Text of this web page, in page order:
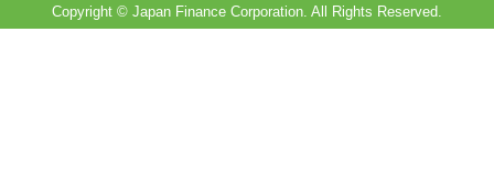
Copyright © Japan Finance Corporation. All Rights Reserved.